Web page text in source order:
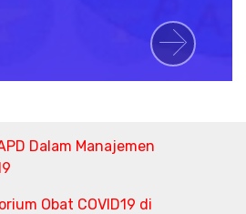
Next
Dalam Manajemen
Obat COVID19 di